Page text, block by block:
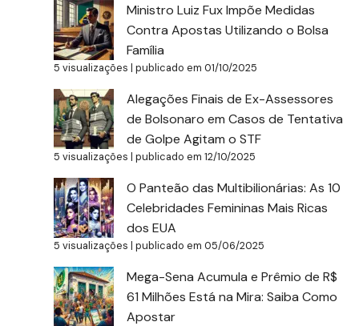
Ministro Luiz Fux Impõe Medidas
Contra Apostas Utilizando o Bolsa
Família
5 visualizações |publicado em 01/10/2025
Alegações Finais de Ex-Assessores
de Bolsonaro em Casos de Tentativa
de Golpe Agitam o STF
5 visualizações |publicado em 12/10/2025
O Panteão das Multibilionárias: As 10
Celebridades Femininas Mais Ricas
dos EUA
5 visualizações |publicado em 05/06/2025
Mega-Sena Acumula e Prêmio de R$
61 Milhões Está na Mira: Saiba Como
Apostar